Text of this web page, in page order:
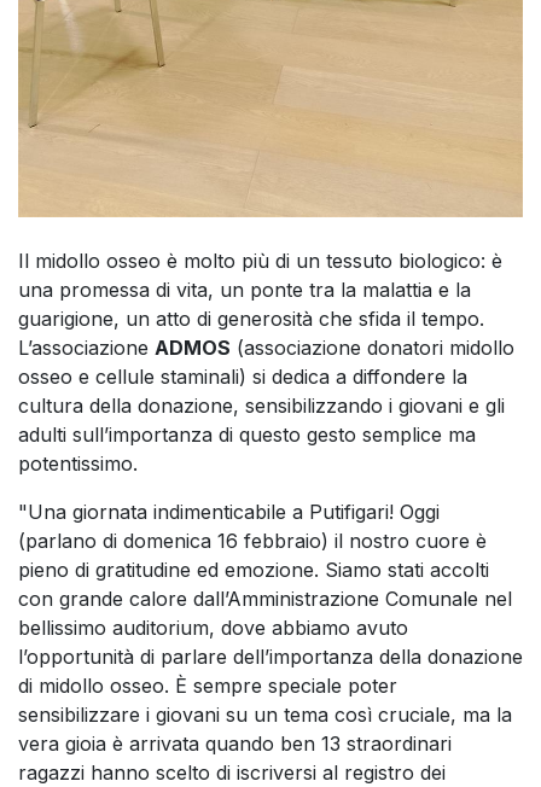
Il midollo osseo è molto più di un tessuto biologico: è
una promessa di vita, un ponte tra la malattia e la
guarigione, un atto di generosità che sfida il tempo.
L’associazione ADMOS (associazione donatori midollo
osseo e cellule staminali) si dedica a diffondere la
cultura della donazione, sensibilizzando i giovani e gli
adulti sull’importanza di questo gesto semplice ma
potentissimo.
"Una giornata indimenticabile a Putifigari! Oggi
(parlano di domenica 16 febbraio) il nostro cuore è
pieno di gratitudine ed emozione. Siamo stati accolti
con grande calore dall’Amministrazione Comunale nel
bellissimo auditorium, dove abbiamo avuto
l’opportunità di parlare dell’importanza della donazione
di midollo osseo. È sempre speciale poter
sensibilizzare i giovani su un tema così cruciale, ma la
vera gioia è arrivata quando ben 13 straordinari
ragazzi hanno scelto di iscriversi al registro dei